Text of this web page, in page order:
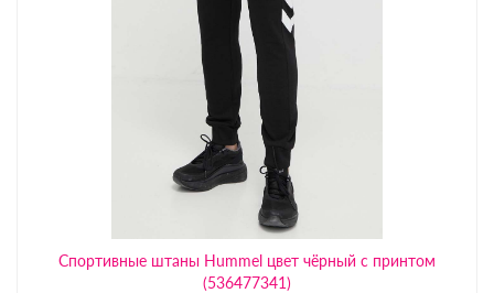
Спортивные штаны Hummel цвет чёрный с принтом
(536477341)